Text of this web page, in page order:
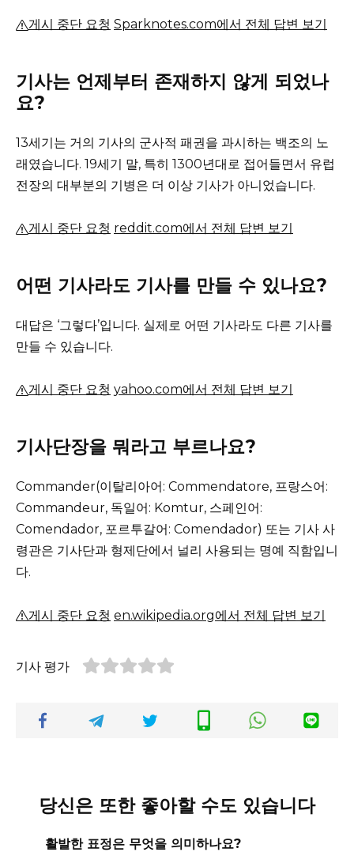
게시 중단 요청 Sparknotes.com에서 전체 답변 보기
기사는 언제부터 존재하지 않게 되었나
요?
13세기는 거의 기사의 군사적 패권을 과시하는 백조의 노
래였습니다. 19세기 말, 특히 1300년대로 접어들면서 유럽
전장의 대부분의 기병은 더 이상 기사가 아니었습니다.
게시 중단 요청 reddit.com에서 전체 답변 보기
어떤 기사라도 기사를 만들 수 있나요?
대답은 ‘그렇다’입니다. 실제로 어떤 기사라도 다른 기사를
만들 수 있습니다.
게시 중단 요청 yahoo.com에서 전체 답변 보기
기사단장을 뭐라고 부르나요?
Commander(이탈리아어: Commendatore, 프랑스어:
Commandeur, 독일어: Komtur, 스페인어:
Comendador, 포르투갈어: Comendador) 또는 기사 사
령관은 기사단과 형제단에서 널리 사용되는 명예 직함입니
다.
게시 중단 요청 en.wikipedia.org에서 전체 답변 보기
기사 평가
당신은 또한 좋아할 수도 있습니다
활발한 표정은 무엇을 의미하나요?